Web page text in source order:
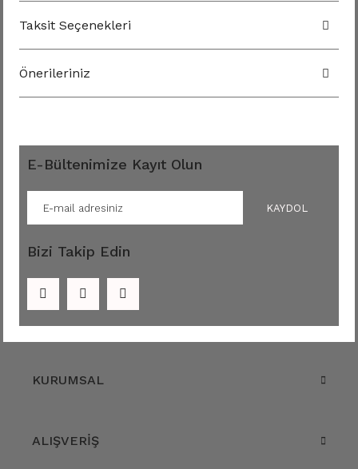
Taksit Seçenekleri
Önerileriniz
E-Bültenimize Kayıt Olun
KAYDOL
Bizi Takip Edin
KURUMSAL
ALIŞVERİŞ